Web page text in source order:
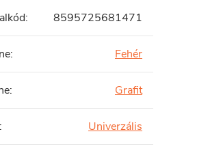
: 8595725681471
: Fehér
: Grafit
: Univerzális